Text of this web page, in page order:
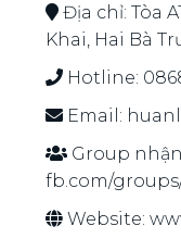
Địa chỉ: Tòa
Khai, Hai Bà
Hotline:
Email:
Group
fb.com/
Website: